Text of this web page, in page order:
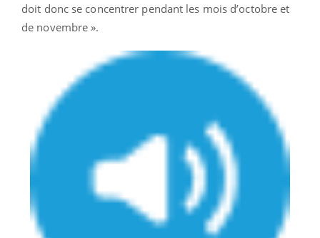
doit donc se concentrer pendant les mois d’octobre et
de novembre ».